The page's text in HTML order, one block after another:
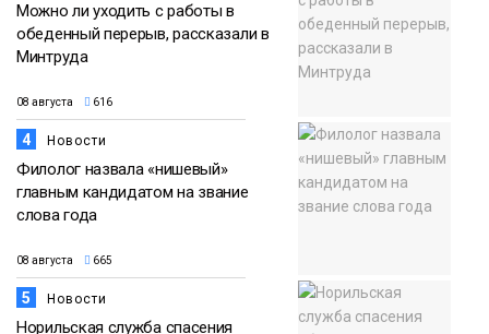
Можно ли уходить с работы в
обеденный перерыв, рассказали в
Минтруда
08 августа 616
4 Новости
Филолог назвала «нишевый»
главным кандидатом на звание
слова года
08 августа 665
5 Новости
Норильская служба спасения